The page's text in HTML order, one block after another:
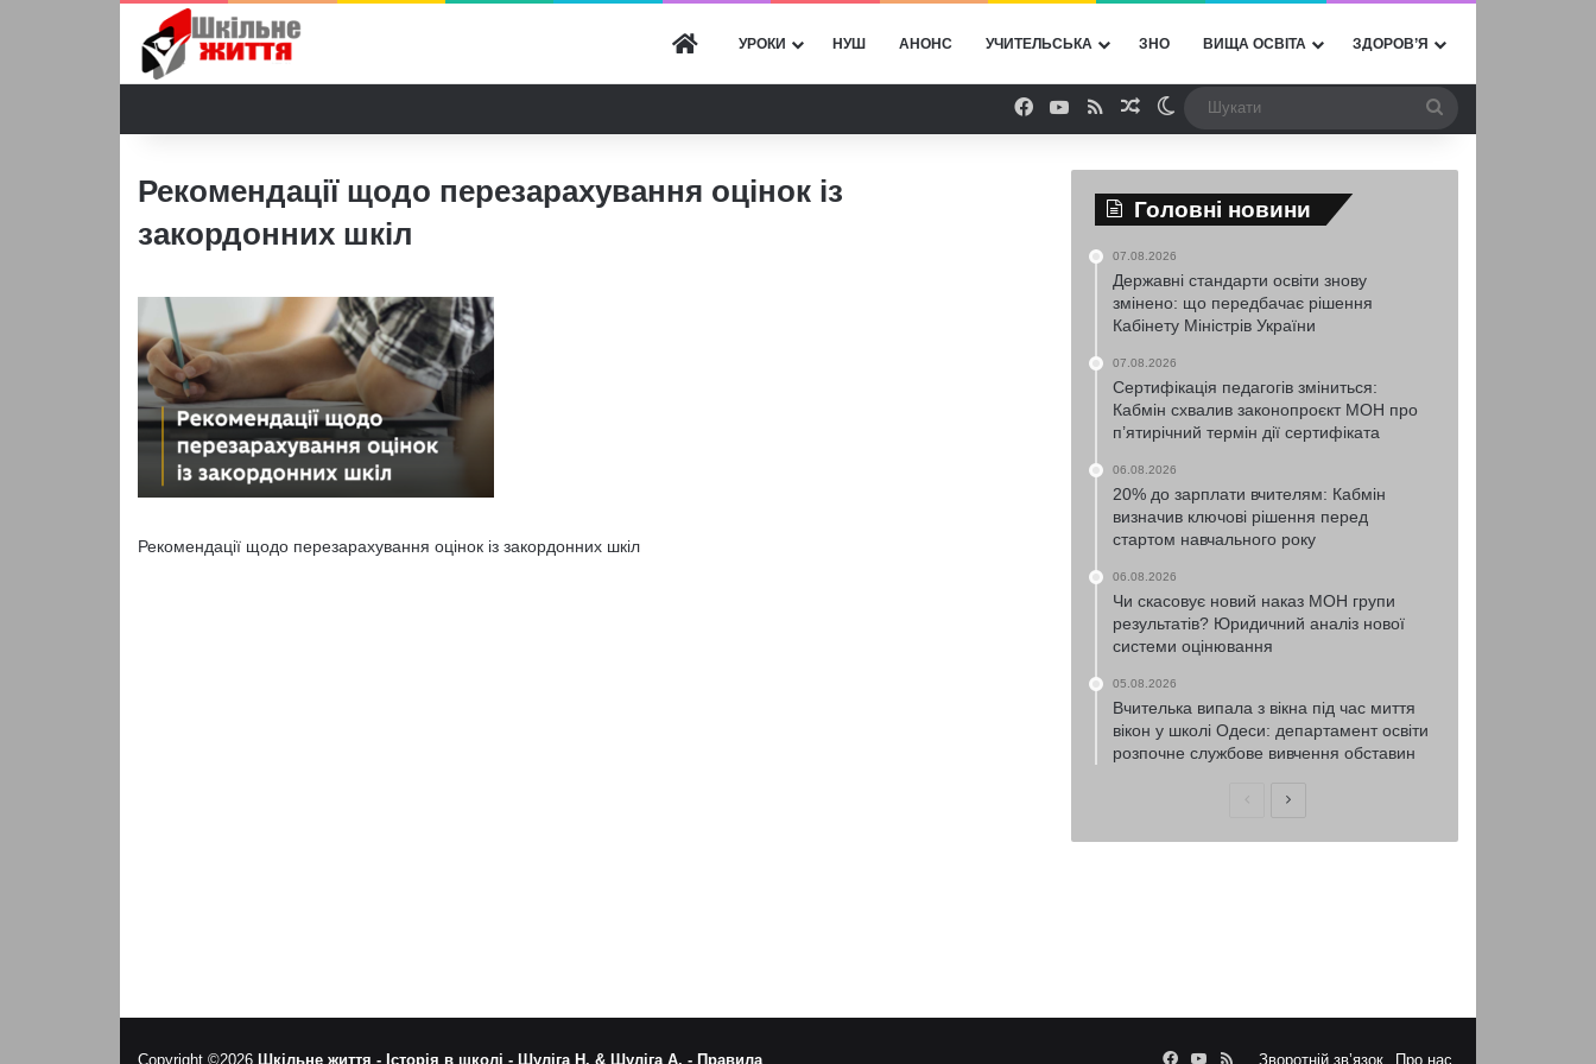
ГОЛОВНА
УРОКИ НУШ АНОНС УЧИТЕЛЬСЬКА ЗНО ВИЩА ОСВІТА ЗДОРОВ’Я
Facebook
YouTube
RSSВипадкова стаття
Switch skin
Рекомендації щодо перезарахування оцінок із
закордонних шкіл
Рекомендації щодо перезарахування оцінок із закордонних шкіл
Головні новини
07.08.2026
Державні стандарти освіти знову
змінено: що передбачає рішення
Кабінету Міністрів України
07.08.2026
Сертифікація педагогів зміниться:
Кабмін схвалив законопроєкт МОН про
п’ятирічний термін дії сертифіката
06.08.2026
20% до зарплати вчителям: Кабмін
визначив ключові рішення перед
стартом навчального року
06.08.2026
Чи скасовує новий наказ МОН групи
результатів? Юридичний аналіз нової
системи оцінювання
05.08.2026
Вчителька випала з вікна під час миття
вікон у школі Одеси: департамент освіти
розпочне службове вивчення обставин
ПопередняНаступна
Copyright ©2026 Шкільне життя - Історія в школі - Шуліга Н. & Шуліга А. - Правила Зворотній зв’язок Про нас
FacebookYouTube
RSS